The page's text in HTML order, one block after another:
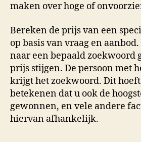
maken over hoge of
Bereken de prijs van een
op basis van vraag en
naar een bepaald zoekwoord
prijs stijgen. De persoon met
krijgt het zoekwoord. Dit
betekenen dat u ook de
gewonnen, en vele andere
hiervan afhankelijk.